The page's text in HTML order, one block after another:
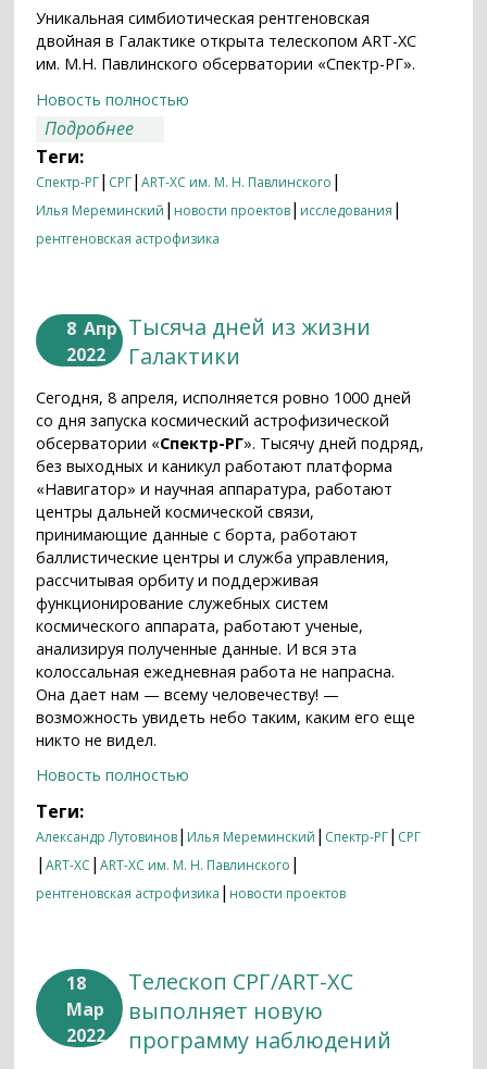
Уникальная симбиотическая рентгеновская
двойная в Галактике открыта телескопом ART-XC
им. М.Н. Павлинского обсерватории «Спектр-РГ».
Новость полностью
Подробнее
Теги:
Спектр-РГ| СРГ|ART-XC им. М. Н. Павлинского |
Илья Мереминский | новости проектов| исследования |
рентгеновская астрофизика
8 Апр
2022
Тысяча дней из жизни
Галактики
Сегодня, 8 апреля, исполняется ровно 1000 дней
со дня запуска космический астрофизической
обсерватории «Спектр-РГ». Тысячу дней подряд,
без выходных и каникул работают платформа
«Навигатор» и научная аппаратура, работают
центры дальней космической связи,
принимающие данные с борта, работают
баллистические центры и служба управления,
рассчитывая орбиту и поддерживая
функционирование служебных систем
космического аппарата, работают ученые,
анализируя полученные данные. И вся эта
колоссальная ежедневная работа не напрасна.
Она дает нам — всему человечеству! —
возможность увидеть небо таким, каким его еще
никто не видел.
Новость полностью
Теги:
Александр Лутовинов| Илья Мереминский | Спектр-РГ| СРГ
|ART-XC |ART-XC им. М. Н. Павлинского |
рентгеновская астрофизика | новости проектов
18
Мар
2022
Телескоп СРГ/ART-XC
выполняет новую
программу наблюдений